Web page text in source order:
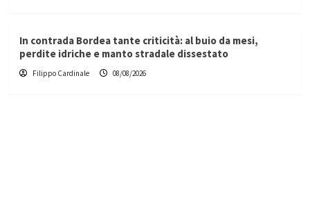
In contrada Bordea tante criticità: al buio da mesi,
perdite idriche e manto stradale dissestato
Filippo Cardinale 08/08/2026